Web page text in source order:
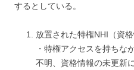
するとしている。
放置された特権NHI（資
・特権アクセスを持ちな
不明、資格情報の未更新